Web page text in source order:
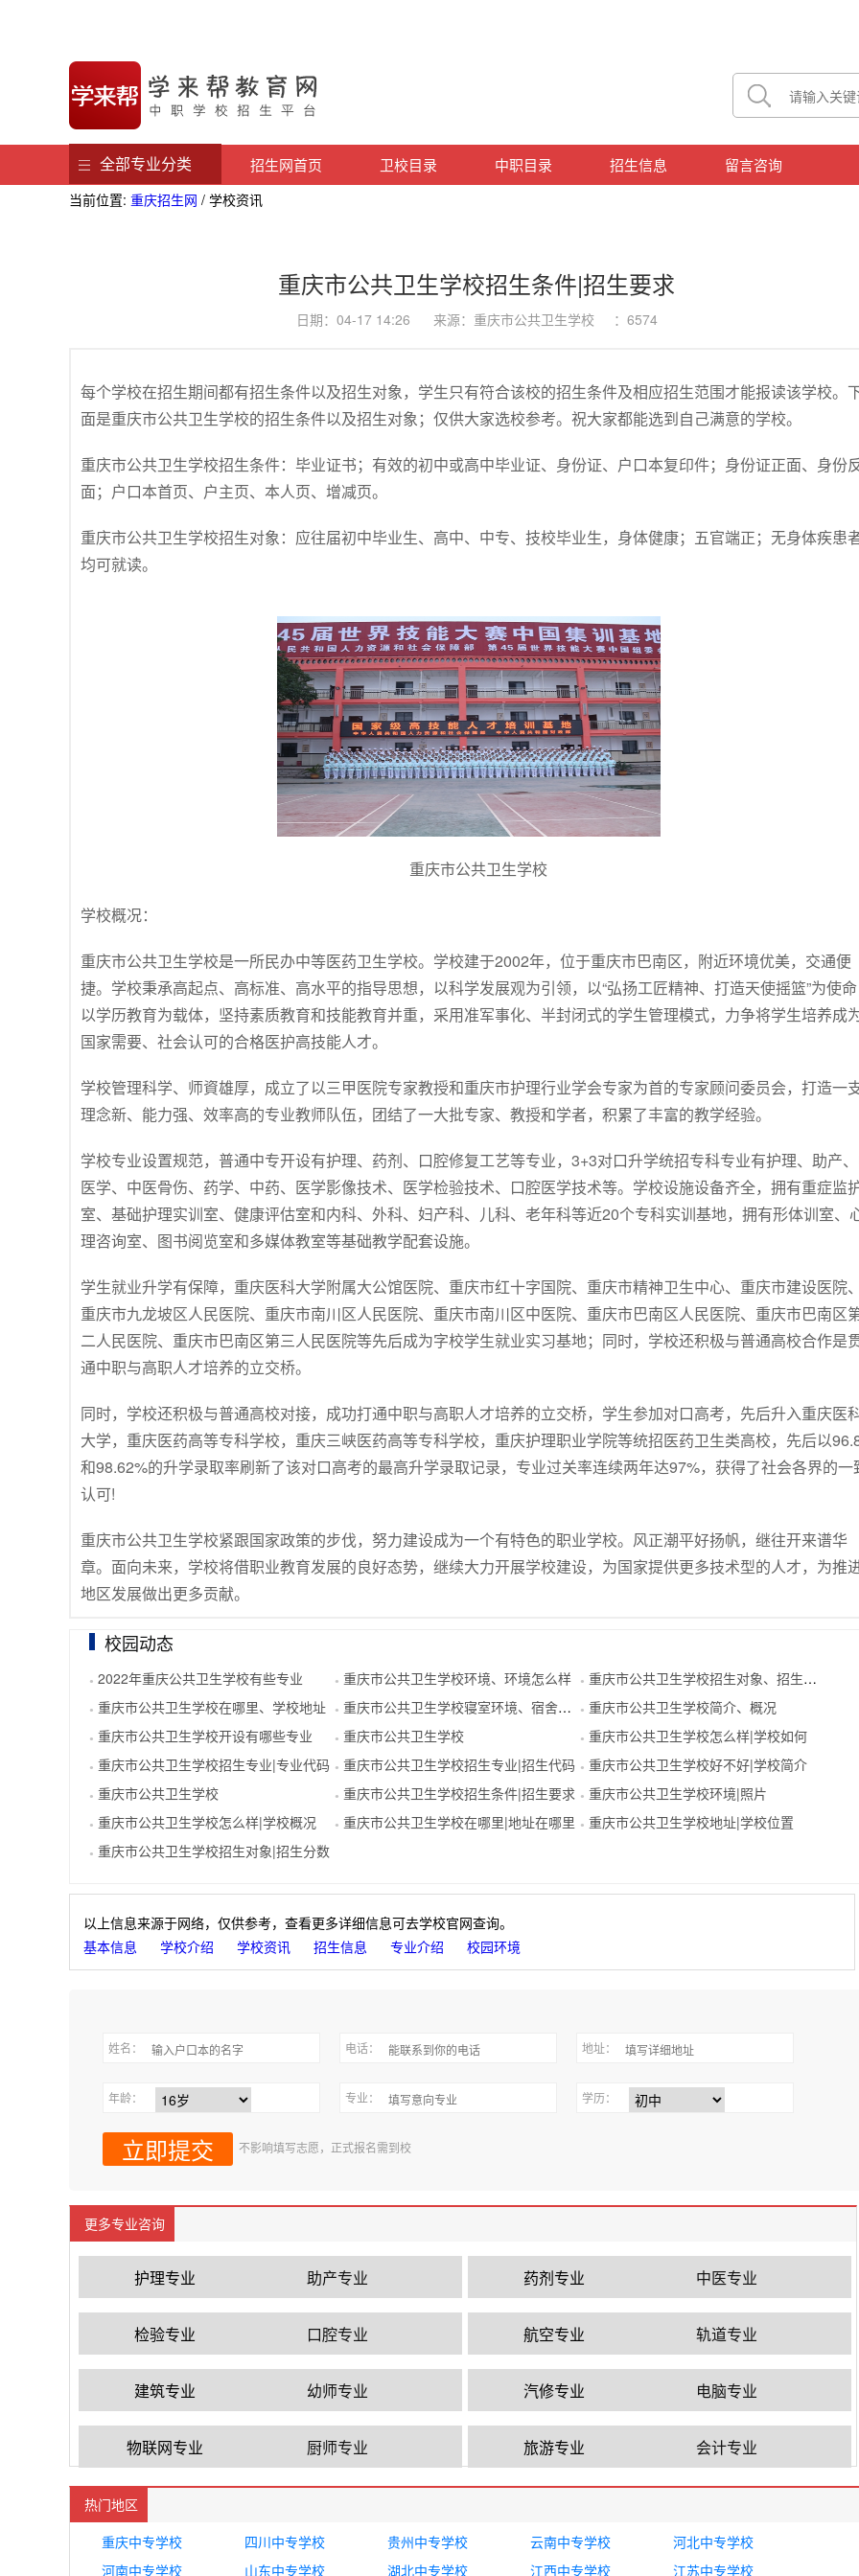
招生网首页 卫校目录 中职目录 招生信息 留言咨询
全部专业分类
当前位置: 重庆招生网 / 学校资讯
重庆市公共卫生学校招生条件|招生要求
日期：04-17 14:26 来源：重庆市公共卫生学校 ：6574
每个学校在招生期间都有招生条件以及招生对象，学生只有符合该校的招生条件及相应招生范围才能报读该学校。
面是重庆市公共卫生学校的招生条件以及招生对象；仅供大家选校参考。祝大家都能选到自己满意的学校。
重庆市公共卫生学校招生条件：毕业证书；有效的初中或高中毕业证、身份证、户口本复印件；身份证正面、身份
面；户口本首页、户主页、本人页、增减页。
重庆市公共卫生学校招生对象：应往届初中毕业生、高中、中专、技校毕业生，身体健康；五官端正；无身体疾患
均可就读。
重庆市公共卫生学校
学校概况：
重庆市公共卫生学校是一所民办中等医药卫生学校。学校建于2002年，位于重庆市巴南区，附近环境优美，交通便
捷。学校秉承高起点、高标准、高水平的指导思想，以科学发展观为引领，以“弘扬工匠精神、打造天使摇篮”为使命
以学历教育为载体，坚持素质教育和技能教育并重，采用准军事化、半封闭式的学生管理模式，力争将学生培养成
国家需要、社会认可的合格医护高技能人才。
学校管理科学、师資雄厚，成立了以三甲医院专家教授和重庆市护理行业学会专家为首的专家顾问委员会，打造一
理念新、能力强、效率高的专业教师队伍，团结了一大批专家、教授和学者，积累了丰富的教学经验。
学校专业设置规范，普通中专开设有护理、药剂、口腔修复工艺等专业，3+3对口升学统招专科专业有护理、助产
医学、中医骨伤、药学、中药、医学影像技术、医学检验技术、口腔医学技术等。学校设施设备齐全，拥有重症监
室、基础护理实训室、健康评估室和内科、外科、妇产科、儿科、老年科等近20个专科实训基地，拥有形体训室、
理咨询室、图书阅览室和多媒体教室等基础教学配套设施。
学生就业升学有保障，重庆医科大学附属大公馆医院、重庆市红十字国院、重庆市精神卫生中心、重庆市建设医院、
重庆市九龙坡区人民医院、重庆市南川区人民医院、重庆市南川区中医院、重庆市巴南区人民医院、重庆市巴南区
二人民医院、重庆市巴南区第三人民医院等先后成为字校学生就业实习基地；同时，学校还积极与普通高校合作是
通中职与高职人才培养的立交桥。
同时，学校还积极与普通高校对接，成功打通中职与高职人才培养的立交桥，学生参加对口高考，先后升入重庆医
大学，重庆医药高等专科学校，重庆三峡医药高等专科学校，重庆护理职业学院等统招医药卫生类高校，先后以
和98.62%的升学录取率刷新了该对口高考的最高升学录取记录，专业过关率连续两年达97%，获得了社会各界的一
认可!
重庆市公共卫生学校紧跟国家政策的步伐，努力建设成为一个有特色的职业学校。风正潮平好扬帆，继往开来谱华
章。面向未来，学校将借职业教育发展的良好态势，继续大力开展学校建设，为国家提供更多技术型的人才，为推
地区发展做出更多贡献。
校园动态
● 2022年重庆公共卫生学校有些专业 ● 重庆市公共卫生学校环境、环境怎么样 ● 重庆市公共卫生学校招生对象、招生要求
● 重庆市公共卫生学校在哪里、学校地址 ● 重庆市公共卫生学校寝室环境、宿舍照片 ● 重庆市公共卫生学校简介、概况
● 重庆市公共卫生学校开设有哪些专业 ● 重庆市公共卫生学校 ● 重庆市公共卫生学校怎么样|学校如何
● 重庆市公共卫生学校招生专业|专业代码 ● 重庆市公共卫生学校招生专业|招生代码 ● 重庆市公共卫生学校好不好|学校简介
● 重庆市公共卫生学校 ● 重庆市公共卫生学校招生条件|招生要求 ● 重庆市公共卫生学校环境|照片
● 重庆市公共卫生学校怎么样|学校概况 ● 重庆市公共卫生学校在哪里|地址在哪里 ● 重庆市公共卫生学校地址|学校位置
● 重庆市公共卫生学校招生对象|招生分数
以上信息来源于网络，仅供参考，查看更多详细信息可去学校官网查询。
基本信息
学校介绍 学校资讯 招生信息 专业介绍 校园环境
姓名： 电话： 地址：
年龄： 专业： 学历：
不影响填写志愿，正式报名需到校
更多专业咨询
护理专业 助产专业 药剂专业 中医专业
检验专业 口腔专业 航空专业 轨道专业
建筑专业 幼师专业 汽修专业 电脑专业
物联网专业 厨师专业 旅游专业 会计专业
热门地区
重庆中专学校
四川中专学校 贵州中专学校 云南中专学校
河北中专学校
河南中专学校
山东中专学校 湖北中专学校 江西中专学校 江苏中专学校